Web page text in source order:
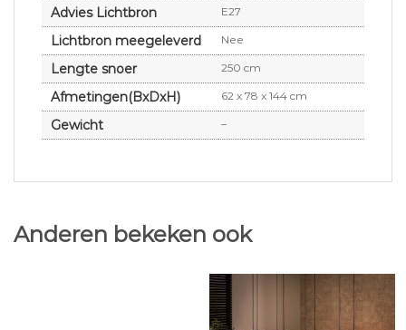
Advies Lichtbron E27
Lichtbron meegeleverd Nee
Lengte snoer 250 cm
Afmetingen(BxDxH) 62 x 78 x 144 cm
Gewicht –
Anderen bekeken ook